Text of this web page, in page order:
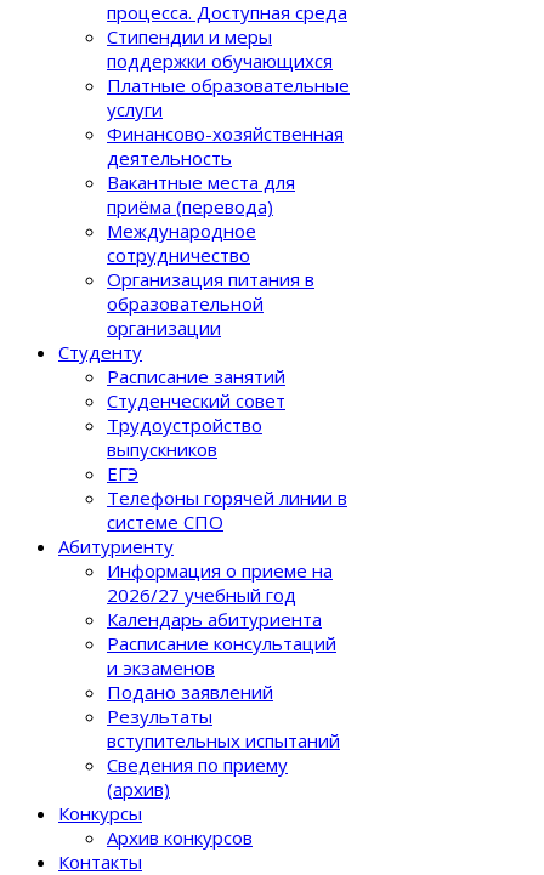
процеcса. Доступная среда
Стипендии и меры
поддержки обучающихся
Платные образовательные
услуги
Финансово-хозяйственная
деятельность
Вакантные места для
приёма (перевода)
Международное
сотрудничество
Организация питания в
образовательной
организации
Студенту
Расписание занятий
Студенческий совет
Трудоустройство
выпускников
ЕГЭ
Телефоны горячей линии в
системе СПО
Абитуриенту
Информация о приеме на
2026/27 учебный год
Календарь абитуриента
Расписание консультаций
и экзаменов
Подано заявлений
Результаты
вступительных испытаний
Сведения по приему
(архив)
Конкурсы
Архив конкурсов
Контакты